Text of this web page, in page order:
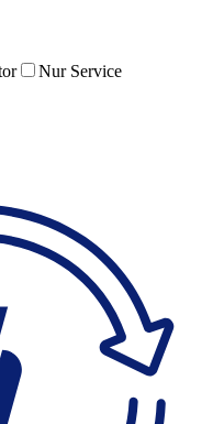
Nur Service